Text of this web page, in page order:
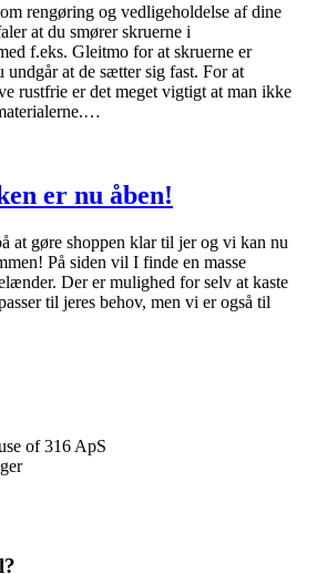
rengøring og vedligeholdelse af dine
at du smører skruerne i
f.eks. Gleitmo for at skruerne er
undgår at de sætter sig fast. For at
rustfrie er det meget vigtigt at man ikke
er nu åben!
at gøre shoppen klar til jer og vi kan nu
På siden vil I finde en masse
Der er mulighed for selv at kaste
til jeres behov, men vi er også til
of 316 ApS